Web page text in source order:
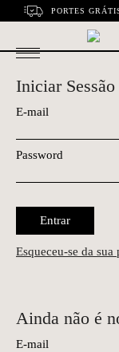
PORTES
Iniciar Sessão
E-mail
Password
Entrar
Esqueceu-se da sua
Ainda não é
E-mail